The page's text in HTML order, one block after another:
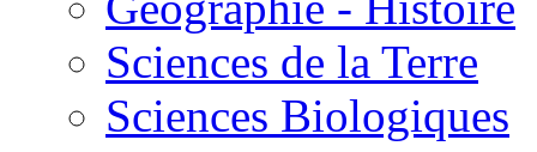
Sciences de la Terre
Sciences Biologiques